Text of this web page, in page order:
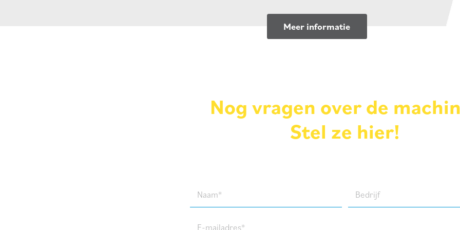
Meer informatie
Nog vragen over de
Stel ze hier!
Naam Bedrijf